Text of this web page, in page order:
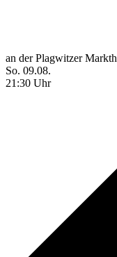
an der Plagwitzer
So. 09.08.
21:30 Uhr